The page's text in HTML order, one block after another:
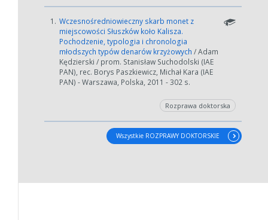
1. Wczesnośredniowieczny skarb monet z
miejscowości Słuszków koło Kalisza.
Pochodzenie, typologia i chronologia
młodszych typów denarów krzyżowych / Adam
Kędzierski / prom. Stanisław Suchodolski (IAE
PAN), rec. Borys Paszkiewicz, Michał Kara (IAE
PAN) - Warszawa, Polska, 2011 - 302 s.
Rozprawa doktorska
Wszystkie ROZPRAWY DOKTORSKIE